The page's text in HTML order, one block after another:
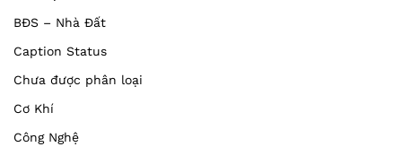
BĐS – Nhà Đất
Caption Status
Chưa được phân loại
Cơ Khí
Công Nghệ